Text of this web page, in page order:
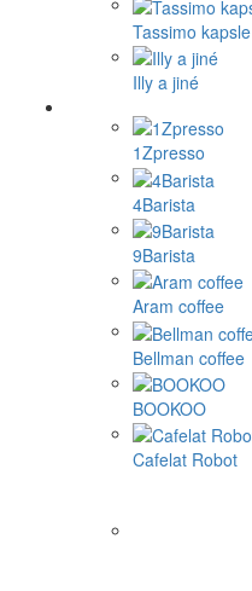
Tassimo kapsle
Illy a jiné
1Zpresso
4Barista
9Barista
Aram coffee
Bellman coffee
BOOKOO
Cafelat Robot